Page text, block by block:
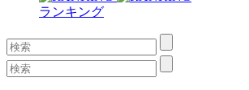
ランキング